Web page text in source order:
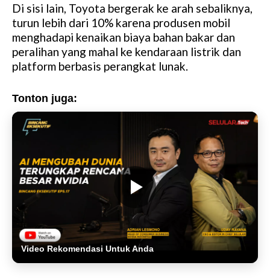
Di sisi lain, Toyota bergerak ke arah sebaliknya,
turun lebih dari 10% karena produsen mobil
menghadapi kenaikan biaya bahan bakar dan
peralihan yang mahal ke kendaraan listrik dan
platform berbasis perangkat lunak.
Tonton juga:
Video Rekomendasi Untuk Anda